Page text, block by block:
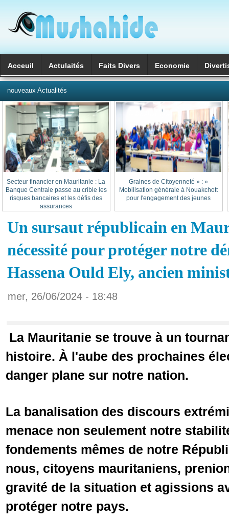
Acceuil Actulaités Faits Divers Economie
nouveaux Actualités
« Graines de Citoyenneté » :
Mobilisation générale à Nouakchott
pour l'engagement des jeunes
Secteur financier en Mauritanie : La
Banque Centrale passe au crible les
risques bancaires et les défis des
assurances
Un sursaut républicain en
nécessité pour protéger notre
Hassena Ould Ely, ancien
mer, 26/06/2024 - 18:48
La Mauritanie se trouve à un
histoire. À l'aube des prochaines
danger plane sur notre nation.
La banalisation des discours
menace non seulement notre
fondements mêmes de notre
nous, citoyens mauritaniens,
gravité de la situation et agissions
protéger notre pays.